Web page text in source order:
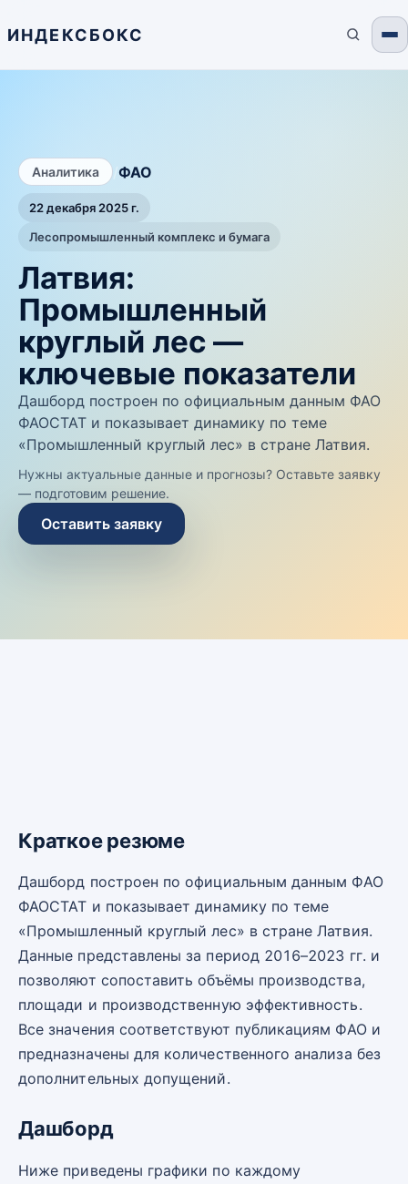
ИНДЕКСБОКС
Аналитика ФАО
22 декабря 2025 г.
Лесопромышленный комплекс и бумага
Латвия:
Промышленный
круглый лес —
ключевые показатели
Дашборд построен по официальным данным ФАО
ФАОСТАТ и показывает динамику по теме
«Промышленный круглый лес» в стране Латвия.
Нужны актуальные данные и прогнозы? Оставьте заявку
— подготовим решение.
Оставить заявку
Краткое резюме
Дашборд построен по официальным данным ФАО
ФАОСТАТ и показывает динамику по теме
«Промышленный круглый лес» в стране Латвия.
Данные представлены за период 2016–2023 гг. и
позволяют сопоставить объёмы производства,
площади и производственную эффективность.
Все значения соответствуют публикациям ФАО и
предназначены для количественного анализа без
дополнительных допущений.
Дашборд
Ниже приведены графики по каждому